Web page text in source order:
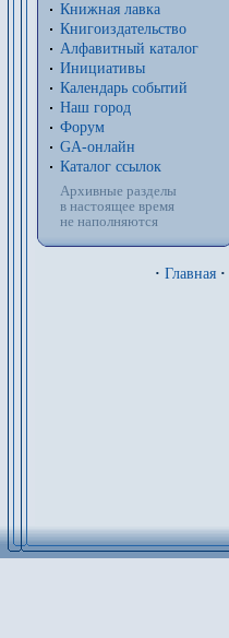
Книжная лавка
Книгоиздательство
Алфавитный каталог
Инициативы
Календарь событий
Наш город
Форум
GA-онлайн
Каталог ссылок
Архивные разделы
в настоящее время
не наполняются
· Главная ·